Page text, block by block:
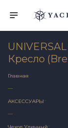
Кресло
Главная
—
АКСЕССУАРЫ
—